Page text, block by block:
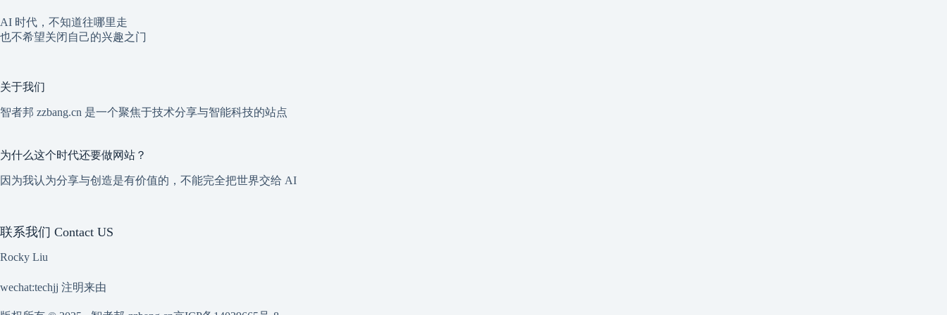
AI 时代，不知道往哪里走
也不希望关闭自己的兴趣之门
关于我们
智者邦 zzbang.cn 是一个聚焦于技术分享与智能科技的站点
为什么这个时代还要做网站？
因为我认为分享与创造是有价值的，不能完全把世界交给 AI
联系我们 Contact US
Rocky Liu
wechat:techjj 注明来由